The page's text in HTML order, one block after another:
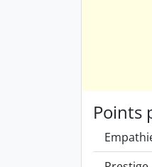
Points